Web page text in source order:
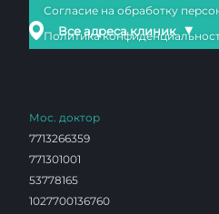
Все адреса клиник ▼
Согласие на обработку
Политика
Мос. доктор
7713266359
771301001
53778165
1027700136760